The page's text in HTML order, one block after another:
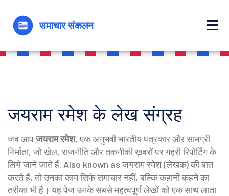
जयराम रमेश के लेख संग्रह
जब आपजयराम रमेश,एक अनुभवी भारतीय पत्रकार और सामग्री
निर्माता, जो खेल, राजनीति और तकनीकी ख़बरों पर गहरी रिपोर्टिंग के
लिये जाने जाते हैं. Also known asजयराम रमेश (लेखक)की बात
करते हैं, तो उनका काम सिर्फ समाचार नहीं, बल्कि कहानी कहने का
तरीका भी है। यह पेज उनके सबसे महत्वपूर्ण लेखों को एक साथ लाता